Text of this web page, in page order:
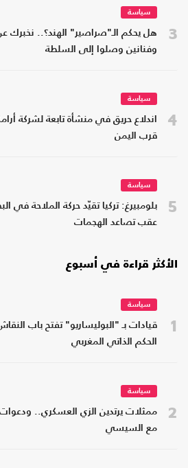
3
سياسة
هل يحكم الـ"صراصير" الهند؟.. نخبرك
وفنانين وصلوا إلى السلطة
4
سياسة
اندلاع حريق في منشأة تابعة لشركة
قرب اليمن
5
سياسة
بلومبيرغ: تركيا تقيّد حركة الملاحة في
عقب تصاعد الهجمات
الأكثر قراءة في أسبوع
1
سياسة
قيادات بـ "البوليساريو" تفتح باب
الحكم الذاتي المغربي
2
سياسة
ممثلات يرتدين الزي العسكري..
مع السيسي